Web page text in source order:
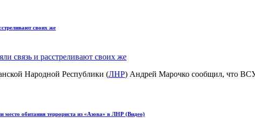
своих же
Народной Республики (ЛНР) Андрей Марочко сообщил, что ВСУ
обитания террориста из «Азова» в ЛНР (Видео)